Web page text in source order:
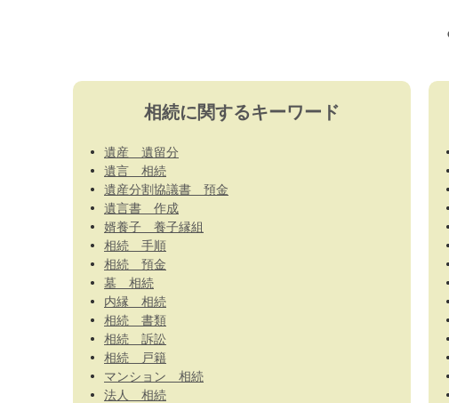
相続に関するキーワード
遺産 遺留分
遺言 相続
遺産分割協議書 預金
遺言書 作成
婿養子 養子縁組
相続 手順
相続 預金
墓 相続
内縁 相続
相続 書類
相続 訴訟
相続 戸籍
マンション 相続
法人 相続